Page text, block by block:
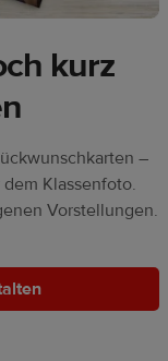
kurz
–
Klassenfoto.
Vorstellungen.